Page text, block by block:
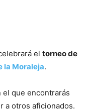
el torneo de
la Moraleja.
el que encontrarás
a otros aficionados.